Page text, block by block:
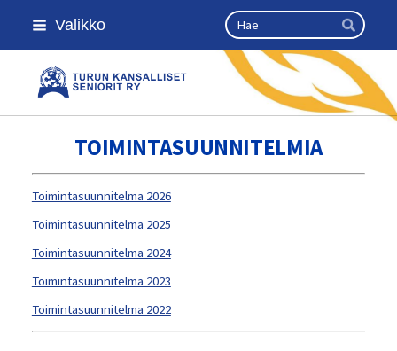
Siirry
sivun
Valikko Haku
Hae
Turun kansalliset seniorit ry
TOIMINTASUUNNITELMIA
Toimintasuunnitelma 2026
Toimintasuunnitelma 2025
Toimintasuunnitelma 2024
Toimintasuunnitelma 2023
Toimintasuunnitelma 2022